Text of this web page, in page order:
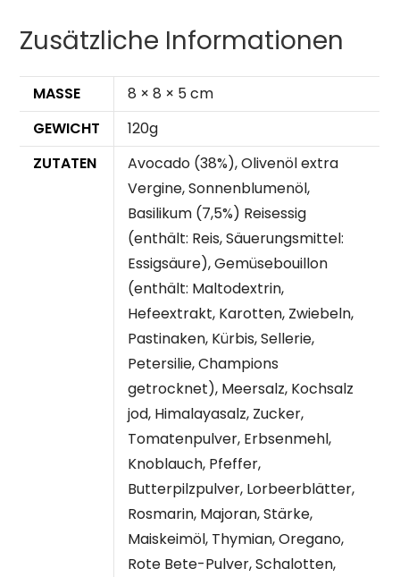
Zusätzliche Informationen
MASSE
8 × 8 × 5 cm
GEWICHT
120g
ZUTATEN
Avocado (38%), Olivenöl extra
Vergine, Sonnenblumenöl,
Basilikum (7,5%) Reisessig
(enthält: Reis, Säuerungsmittel:
Essigsäure), Gemüsebouillon
(enthält: Maltodextrin,
Hefeextrakt, Karotten, Zwiebeln,
Pastinaken, Kürbis, Sellerie,
Petersilie, Champions
getrocknet), Meersalz, Kochsalz
jod, Himalayasalz, Zucker,
Tomatenpulver, Erbsenmehl,
Knoblauch, Pfeffer,
Butterpilzpulver, Lorbeerblätter,
Rosmarin, Majoran, Stärke,
Maiskeimöl, Thymian, Oregano,
Rote Bete-Pulver, Schalotten,